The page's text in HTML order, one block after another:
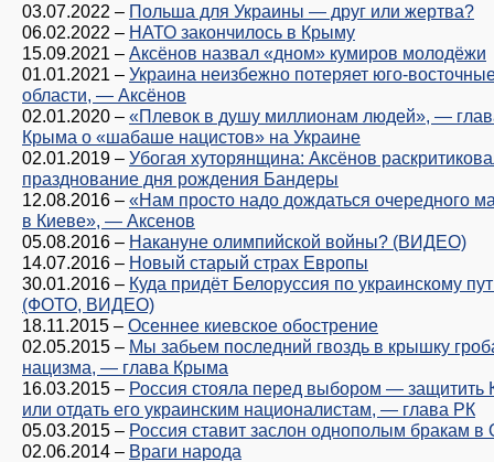
03.07.2022 – Польша для Украины — друг или жертва?
06.02.2022 – НАТО закончилось в Крыму
15.09.2021 – Аксёнов назвал «дном» кумиров молодёжи
01.01.2021 – Украина неизбежно потеряет юго-
области, — Аксёнов
02.01.2020 – «Плевок в душу миллионам людей», —
Крыма о «шабаше нацистов» на Украине
02.01.2019 – Убогая хуторянщина: Аксёнов
празднование дня рождения Бандеры
12.08.2016 – «Нам просто надо дождаться очередного
в Киеве», — Аксенов
05.08.2016 – Накануне олимпийской войны? (ВИДЕО)
14.07.2016 – Новый старый страх Европы
30.01.2016 – Куда придёт Белоруссия по украинскому
(ФОТО, ВИДЕО)
18.11.2015 – Осеннее киевское обострение
02.05.2015 – Мы забьем последний гвоздь в крышку
нацизма, — глава Крыма
16.03.2015 – Россия стояла перед выбором — защитить
или отдать его украинским националистам, — глава РК
05.03.2015 – Россия ставит заслон однополым бракам
02.06.2014 – Враги народа